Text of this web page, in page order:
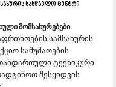
Სასწავლო Ცენტრი
მომსახურებები.
სამსახურის
სამუშაოების
ტექნიკური
შესყიდვის